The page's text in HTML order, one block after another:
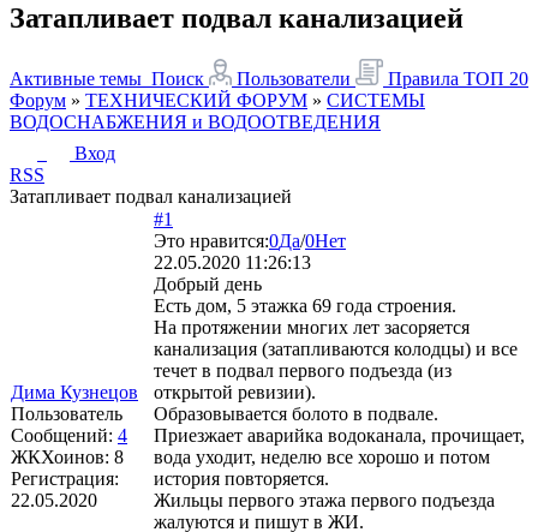
Затапливает подвал канализацией
Активные темы Поиск Пользователи Правила ТОП 20
Форум » ТЕХНИЧЕСКИЙ ФОРУМ » СИСТЕМЫ
ВОДОСНАБЖЕНИЯ и ВОДООТВЕДЕНИЯ
Вход
RSS
Затапливает подвал канализацией
Дима Кузнецов
Пользователь
Сообщений: 4
ЖКХоинов: 8
Регистрация:
22.05.2020
#1
Это нравится:0Да/0Нет
22.05.2020 11:26:13
Добрый день
Есть дом, 5 этажка 69 года строения.
На протяжении многих лет засоряется
канализация (затапливаются колодцы) и все
течет в подвал первого подъезда (из
открытой ревизии).
Образовывается болото в подвале.
Приезжает аварийка водоканала, прочищает,
вода уходит, неделю все хорошо и потом
история повторяется.
Жильцы первого этажа первого подъезда
жалуются и пишут в ЖИ.